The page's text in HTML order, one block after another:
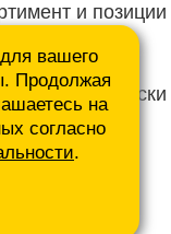
вашего
Продолжая
на
согласно
.
и позиции
и списки